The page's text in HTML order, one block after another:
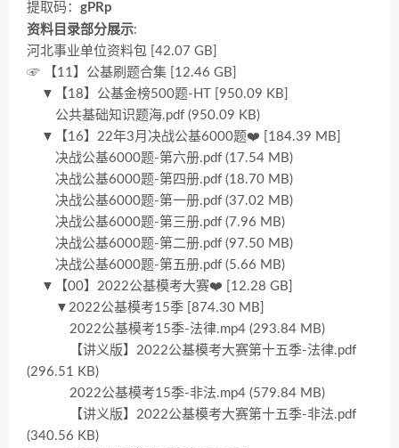
提取码： gPRp
资料目录部分展示:
河北事业单位资料包 [42.07 GB]
☞ 【11】公基刷题合集 [12.46 GB]
▼【18】公基金榜500题-HT [950.09 KB]
公共基础知识题海.pdf (950.09 KB)
▼【16】22年3月决战公基6000题❤️ [184.39 MB]
决战公基6000题-第六册.pdf (17.54 MB)
决战公基6000题-第四册.pdf (18.70 MB)
决战公基6000题-第一册.pdf (37.02 MB)
决战公基6000题-第三册.pdf (7.96 MB)
决战公基6000题-第二册.pdf (97.50 MB)
决战公基6000题-第五册.pdf (5.66 MB)
▼【00】2022公基模考大赛❤️ [12.28 GB]
▼2022公基模考15季 [874.30 MB]
2022公基模考15季-法律.mp4 (293.84 MB)
【讲义版】2022公基模考大赛第十五季-法律.pdf
(296.51 KB)
2022公基模考15季-非法.mp4 (579.84 MB)
【讲义版】2022公基模考大赛第十五季-非法.pdf
(340.56 KB)